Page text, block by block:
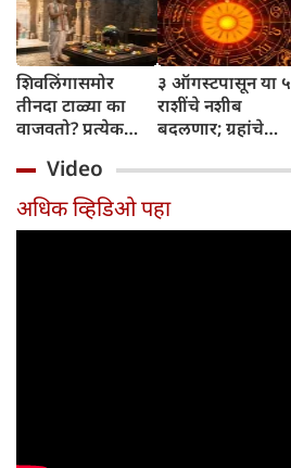
शिवलिंगासमोर
तीनदा टाळ्या का
वाजवतो? प्रत्येक
जाणून घ्या
३ ऑगस्टपासून या ५
राशींचे नशीब
बदलणार; ग्रहांचे
संपतील आणि शुभ
दिवसांची सुरुवात
होईल
Video
अधिक व्हिडिओ पहा